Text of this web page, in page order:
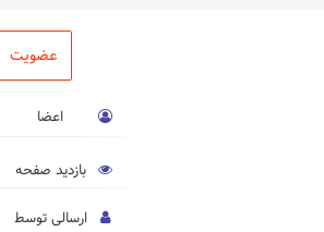
عضویت
اعضا
بازدید صفحه
ارسالی توسط